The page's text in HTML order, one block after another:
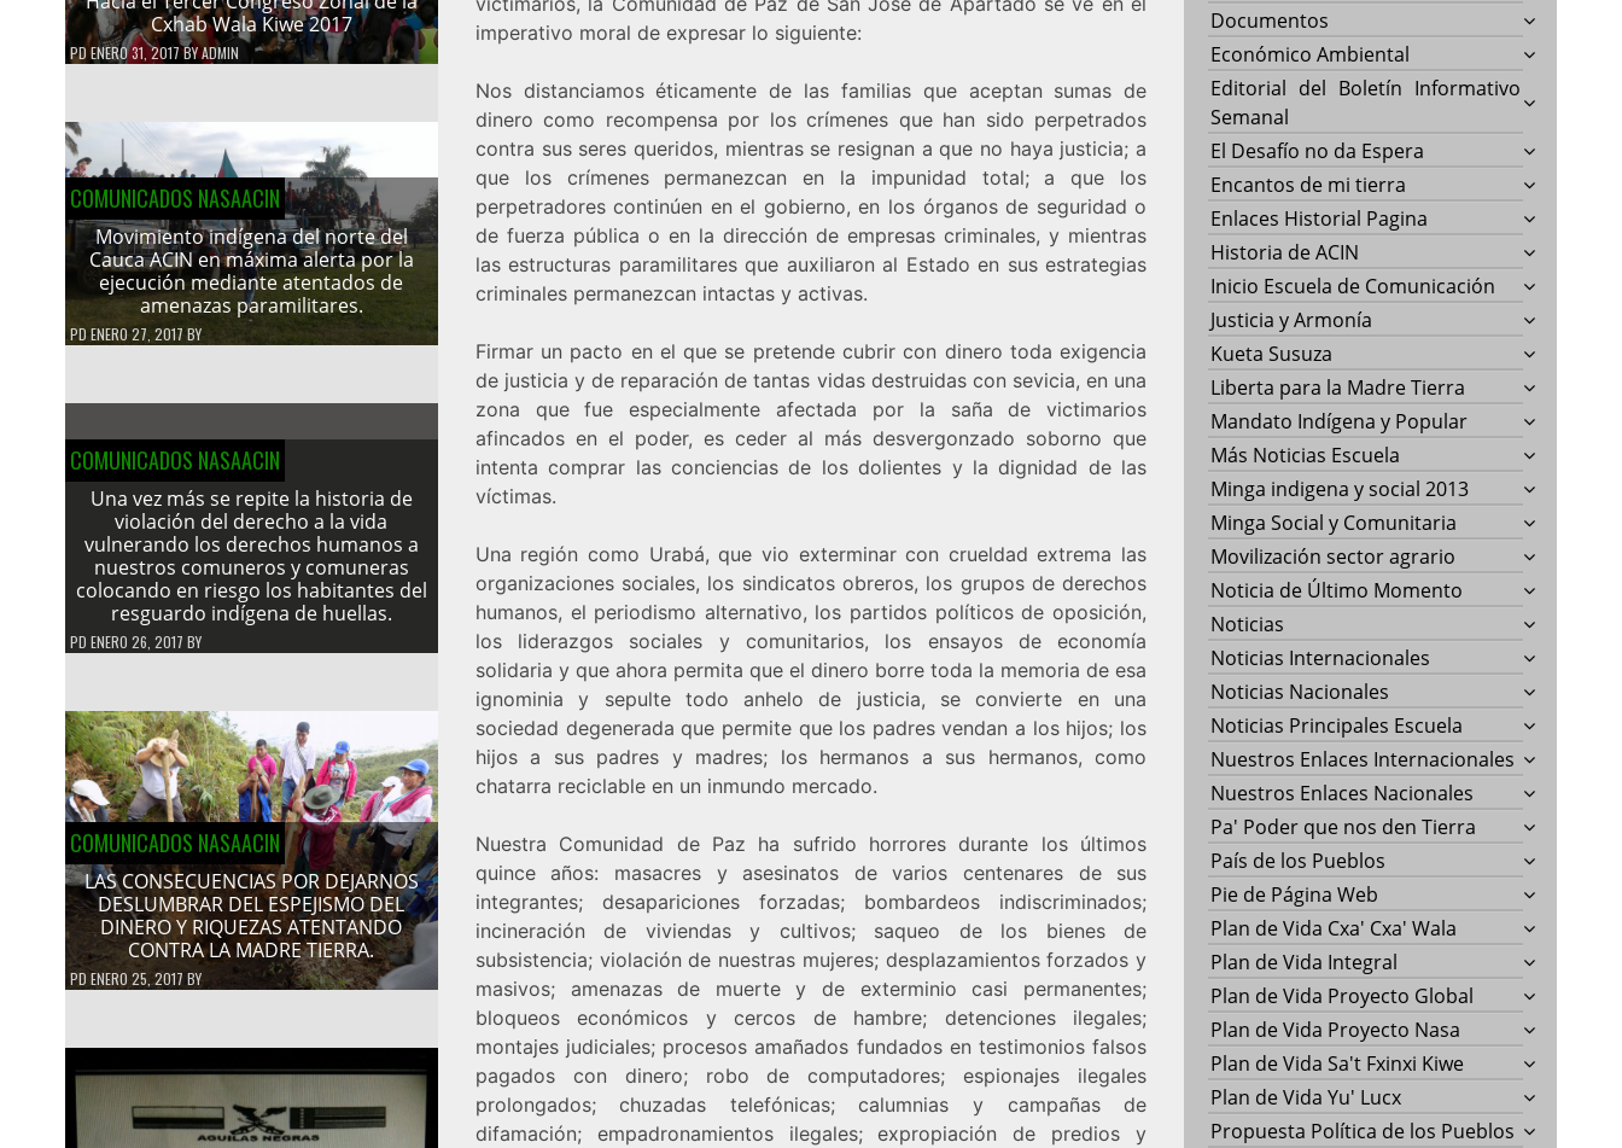
Cxhab Wala Kiwe 2017
PDENERO 31, 2017BYADMIN
COMUNICADOS NASAACIN
Movimiento indígena del norte del
Cauca ACIN en máxima alerta por la
ejecución mediante atentados de
amenazas paramilitares.
PD ENERO 27, 2017 BY
COMUNICADOS NASAACIN
Una vez más se repite la historia de
violación del derecho a la vida
vulnerando los derechos humanos a
nuestros comuneros y comuneras
colocando en riesgo los habitantes del
resguardo indígena de huellas.
PD ENERO 26, 2017 BY
COMUNICADOS NASAACIN
LAS CONSECUENCIAS POR DEJARNOS
DESLUMBRAR DEL ESPEJISMO DEL
DINERO Y RIQUEZAS ATENTANDO
CONTRA LA MADRE TIERRA.
PDENERO 25, 2017 BY
imperativo moral de expresar lo siguiente:
Nos distanciamos éticamente de las familias que aceptan sumas de
dinero como recompensa por los crímenes que han sido perpetrados
contra sus seres queridos, mientras se resignan a que no haya justicia; a
que los crímenes permanezcan en la impunidad total; a que los
perpetradores continúen en el gobierno, en los órganos de seguridad o
de fuerza pública o en la dirección de empresas criminales, y mientras
las estructuras paramilitares que auxiliaron al Estado en sus estrategias
criminales permanezcan intactas y activas.
Firmar un pacto en el que se pretende cubrir con dinero toda exigencia
de justicia y de reparación de tantas vidas destruidas con sevicia, en una
zona que fue especialmente afectada por la saña de victimarios
afincados en el poder, es ceder al más desvergonzado soborno que
intenta comprar las conciencias de los dolientes y la dignidad de las
víctimas.
Una región como Urabá, que vio exterminar con crueldad extrema las
organizaciones sociales, los sindicatos obreros, los grupos de derechos
humanos, el periodismo alternativo, los partidos políticos de oposición,
los liderazgos sociales y comunitarios, los ensayos de economía
solidaria y que ahora permita que el dinero borre toda la memoria de esa
ignominia y sepulte todo anhelo de justicia, se convierte en una
sociedad degenerada que permite que los padres vendan a los hijos; los
hijos a sus padres y madres; los hermanos a sus hermanos, como
chatarra reciclable en un inmundo mercado.
Nuestra Comunidad de Paz ha sufrido horrores durante los últimos
quince años: masacres y asesinatos de varios centenares de sus
integrantes; desapariciones forzadas; bombardeos indiscriminados;
incineración de viviendas y cultivos; saqueo de los bienes de
subsistencia; violación de nuestras mujeres; desplazamientos forzados y
masivos; amenazas de muerte y de exterminio casi permanentes;
bloqueos económicos y cercos de hambre; detenciones ilegales;
montajes judiciales; procesos amañados fundados en testimonios falsos
pagados con dinero; robo de computadores; espionajes ilegales
prolongados; chuzadas telefónicas; calumnias y campañas de
difamación; empadronamientos ilegales; expropiación de predios y
Documentos
Económico Ambiental
Editorial del Boletín Informativo
Semanal
El Desafío no da Espera
Encantos de mi tierra
Enlaces Historial Pagina
Historia de ACIN
Inicio Escuela de Comunicación
Justicia y Armonía
Kueta Susuza
Liberta para la Madre Tierra
Mandato Indígena y Popular
Más Noticias Escuela
Minga indigena y social 2013
Minga Social y Comunitaria
Movilización sector agrario
Noticia de Último Momento
Noticias
Noticias Internacionales
Noticias Nacionales
Noticias Principales Escuela
Nuestros Enlaces Internacionales
Nuestros Enlaces Nacionales
Pa' Poder que nos den Tierra
País de los Pueblos
Pie de Página Web
Plan de Vida Cxa' Cxa' Wala
Plan de Vida Integral
Plan de Vida Proyecto Global
Plan de Vida Proyecto Nasa
Plan de Vida Sa't Fxinxi Kiwe
Plan de Vida Yu' Lucx
Propuesta Política de los Pueblos